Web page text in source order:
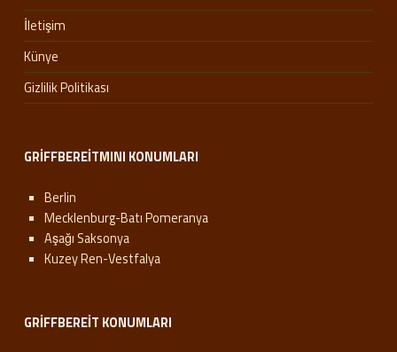
İletişim
Künye
Gizlilik Politikası
GRIFFBEREITMINI KONUMLARI
Berlin
Mecklenburg-Batı Pomeranya
Aşağı Saksonya
Kuzey Ren-Vestfalya
GRIFFBEREIT KONUMLARI